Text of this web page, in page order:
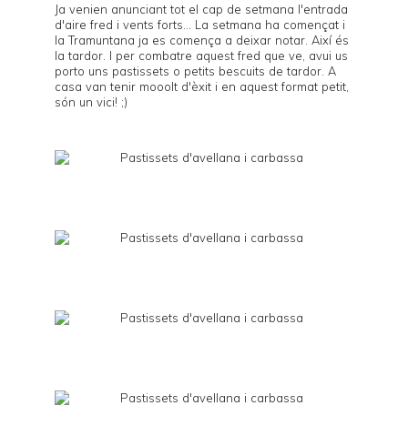
Ja venien anunciant tot el cap de setmana l'entrada
d'aire fred i vents forts... La setmana ha començat i
laTramuntana ja es comença a deixar notar. Així és
la tardor. I per combatre aquest fred que ve, avui us
porto uns pastissets o petits bescuits de tardor. A
casa van tenir mooolt d'èxit i en aquest format petit,
són un vici! ;)